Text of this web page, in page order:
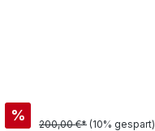
%
200,00 €* (10% gespart)